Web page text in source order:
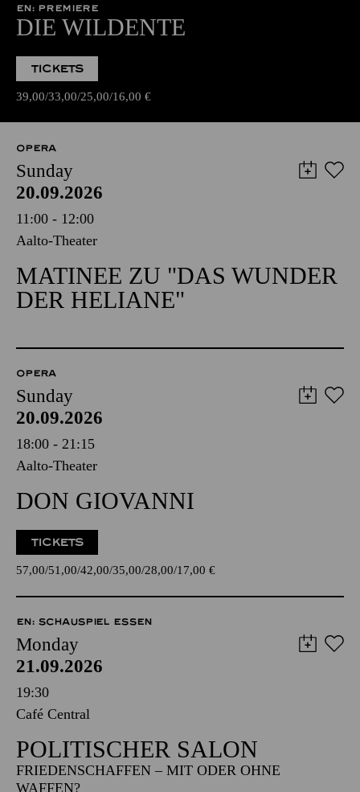
EN: PREMIERE
DIE WILDENTE
TICKETS
39,00 33,00 25,00 16,00 €
OPERA
Sunday
20.09.2026
11:00 - 12:00
Aalto-Theater
MATINEE ZU "DAS WUNDER
DER HELIANE"
OPERA
Sunday
20.09.2026
18:00 - 21:15
Aalto-Theater
DON GIOVANNI
TICKETS
57,00 51,00 42,00 35,00 28,00 17,00 €
EN: SCHAUSPIEL ESSEN
Monday
21.09.2026
19:30
Café Central
POLITISCHER SALON
FRIEDENSCHAFFEN – MIT ODER OHNE
WAFFEN?